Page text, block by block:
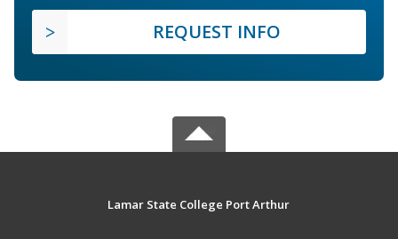
REQUEST INFO
Lamar State College Port Arthur